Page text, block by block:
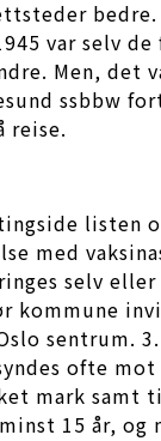
var selv
Men, det
ssbbw
reise.
listen
med
selv
kommune
sentrum.
ofte
mark samt
15 år, og